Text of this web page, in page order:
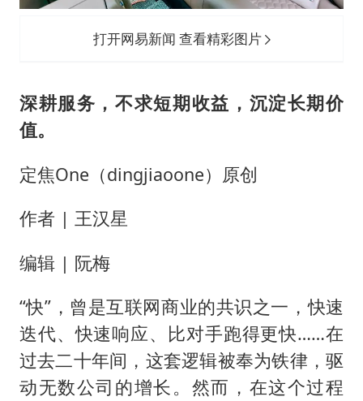
曝侯明昊违反交规被约谈
小区物业费要上涨 谁说了算
打开网易新闻 查看精彩图片
深耕服务，不求短期收益，沉淀长期价
值。
定焦One（dingjiaoone）原创
作者 | 王汉星
编辑 | 阮梅
“快”，曾是互联网商业的共识之一，快速
迭代、快速响应、比对手跑得更快……在
过去二十年间，这套逻辑被奉为铁律，驱
动无数公司的增长。然而，在这个过程